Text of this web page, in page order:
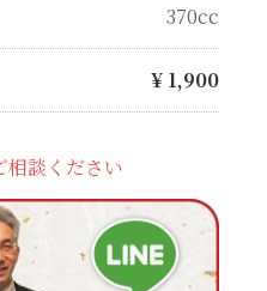
370cc
¥ 1,900
相談ください